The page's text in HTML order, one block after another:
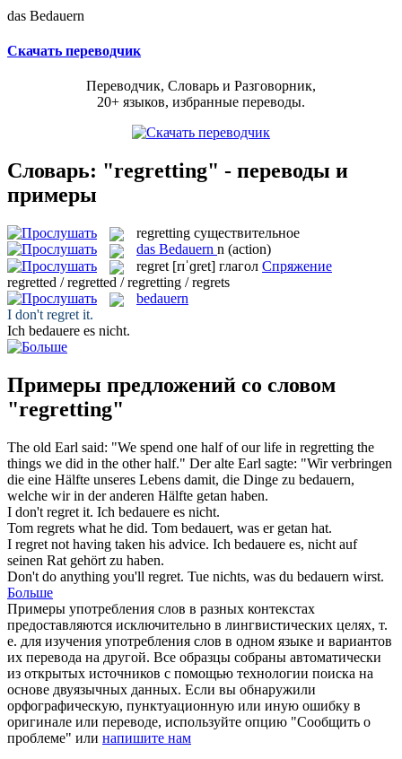
das Bedauern
Скачать переводчик
Переводчик, Словарь и Разговорник,
20+ языков, избранные переводы.
Словарь: "regretting" - переводы и
примеры
regretting существительное
das Bedauern n (action)
regret [rɪˈɡret] глагол Спряжение
regretted / regretted / regretting / regrets
bedauern
I don't regret it.
Ich bedauere es nicht.
Примеры предложений со словом
"regretting"
The old Earl said: "We spend one half of our life in regretting the
things we did in the other half." Der alte Earl sagte: "Wir verbringen
die eine Hälfte unseres Lebens damit, die Dinge zu bedauern,
welche wir in der anderen Hälfte getan haben.
I don't regret it. Ich bedauere es nicht.
Tom regrets what he did. Tom bedauert, was er getan hat.
I regret not having taken his advice. Ich bedauere es, nicht auf
seinen Rat gehört zu haben.
Don't do anything you'll regret. Tue nichts, was du bedauern wirst.
Больше
Примеры употребления слов в разных контекстах
предоставляются исключительно в лингвистических целях, т.
е. для изучения употребления слов в одном языке и вариантов
их перевода на другой. Все образцы собраны автоматически
из открытых источников с помощью технологии поиска на
основе двуязычных данных. Если вы обнаружили
орфографическую, пунктуационную или иную ошибку в
оригинале или переводе, используйте опцию "Сообщить о
проблеме" или напишите нам